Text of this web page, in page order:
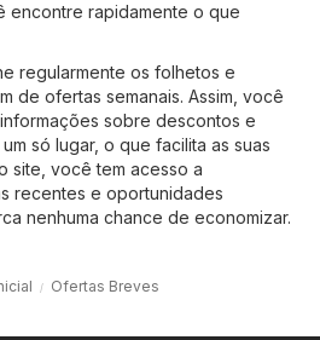
encontre rapidamente o que
regularmente os folhetos e
de ofertas semanais. Assim, você
sobre descontos e
só lugar, o que facilita as suas
site, você tem acesso a
recentes e oportunidades
nenhuma chance de economizar.
Ofertas Breves